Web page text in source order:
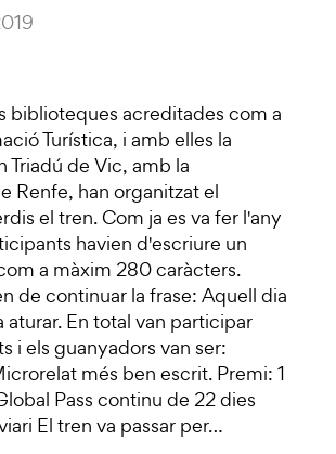
biblioteques acreditades com a
Turística, i amb elles la
Triadú de Vic, amb la
Renfe, han organitzat el
el tren. Com ja es va fer l'any
havien d'escriure un
a màxim 280 caràcters.
de continuar la frase: Aquell dia
aturar. En total van participar
i els guanyadors van ser:
més ben escrit. Premi: 1
Pass continu de 22 dies
El tren va passar per…